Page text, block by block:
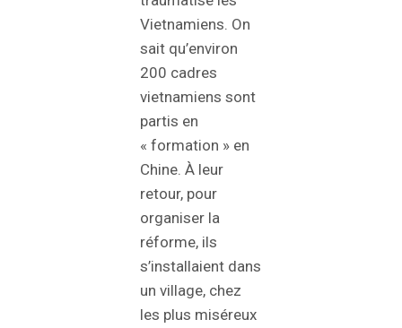
Vietnamiens. On
sait qu’environ
200 cadres
vietnamiens sont
partis en
« formation » en
Chine. À leur
retour, pour
organiser la
réforme, ils
s’installaient dans
un village, chez
les plus miséreux